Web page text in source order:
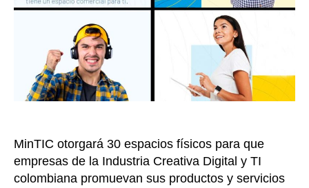
MinTIC otorgará 30 espacios físicos para que
empresas de la Industria Creativa Digital y TI
colombiana promuevan sus productos y servicios